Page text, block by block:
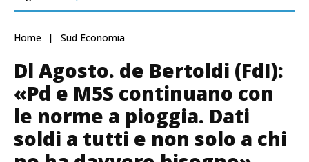
Home Sud Economia
Dl Agosto. de Bertoldi (FdI):
«Pd e M5S continuano con
le norme a pioggia. Dati
soldi a tutti e non solo a chi